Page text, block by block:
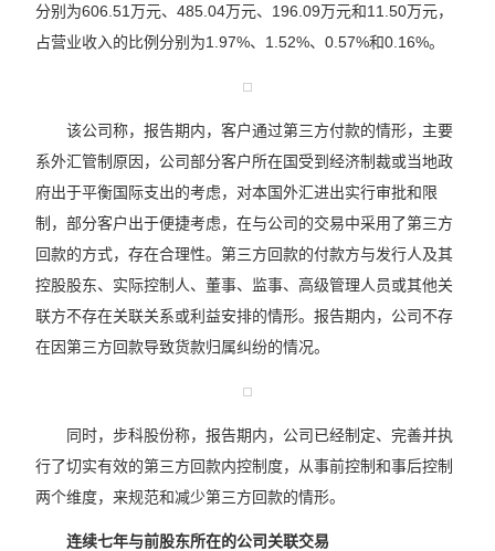
分别为606.51万元、485.04万元、196.09万元和11.50万元，
占营业收入的比例分别为1.97%、1.52%、0.57%和0.16%。
该公司称，报告期内，客户通过第三方付款的情形，主要
系外汇管制原因，公司部分客户所在国受到经济制裁或当地政
府出于平衡国际支出的考虑，对本国外汇进出实行审批和限
制，部分客户出于便捷考虑，在与公司的交易中采用了第三方
回款的方式，存在合理性。第三方回款的付款方与发行人及其
控股股东、实际控制人、董事、监事、高级管理人员或其他关
联方不存在关联关系或利益安排的情形。报告期内，公司不存
在因第三方回款导致货款归属纠纷的情况。
同时，步科股份称，报告期内，公司已经制定、完善并执
行了切实有效的第三方回款内控制度，从事前控制和事后控制
两个维度，来规范和减少第三方回款的情形。
连续七年与前股东所在的公司关联交易